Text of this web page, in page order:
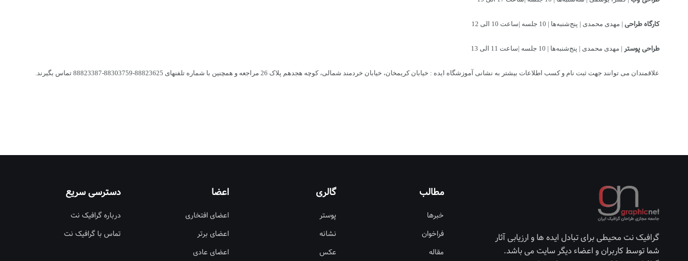
کارگاه طراحی | مهدی محمدی | پنج‌شنبه‌ها | 10 جلسه |ساعت 10 الی 12
طراحی پوستر | مهدی محمدی | پنج‌شنبه‌ها | 10 جلسه |ساعت 11 الی 13
علاقمندان می توانند جهت ثبت نام و کسب اطلاعات بیشتر به نشانی آموزشگاه ایده : خیابان کریمخان، خیابان خردمند شمالی، کوچه هجدهم پلاک 26 مراجعه و همچنین با شماره تلفنهای 88823625-88303759-88823387 تماس بگیرند.
گرافیک نت محیطی برای تبادل ایده ها و ارزیابی آثار
شما توسط کاربران و اعضاء دیگر سایت می باشد.
مطالب
خبرها
فراخوان
مقاله
گالری
پوستر
نشانه
عکس
اعضا
اعضای افتخاری
اعضای برتر
اعضای عادی
دسترسی سریع
درباره گرافیک نت
تماس با گرافیک نت